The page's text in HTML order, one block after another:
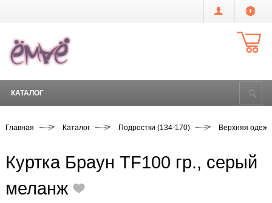
КАТАЛОГ
Главная Каталог Подростки (134-170) Верхняя
Куртка Браун TF100 гр., серый
меланж